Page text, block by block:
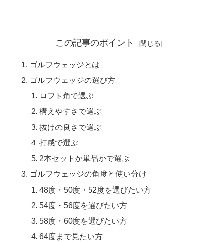
この記事のポイント
ゴルフウェッジとは
ゴルフウェッジの選び方
ロフト角で選ぶ
構えやすさで選ぶ
抜けの良さで選ぶ
打感で選ぶ
2本セットか単品かで選ぶ
ゴルフウェッジの角度と使い分け
48度・50度・52度を選びたい方
54度・56度を選びたい方
58度・60度を選びたい方
64度まで見たい方